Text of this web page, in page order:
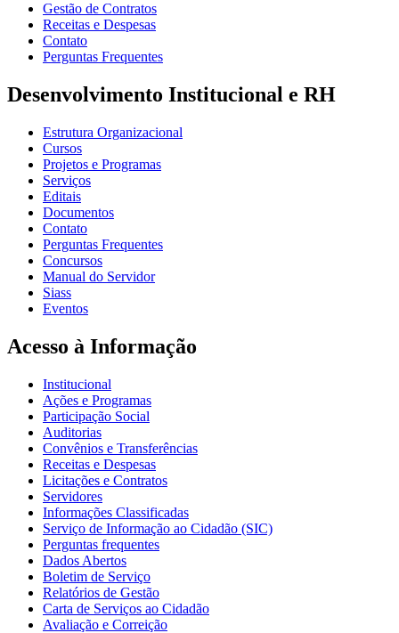
Gestão de Contratos
Receitas e Despesas
Contato
Perguntas Frequentes
Desenvolvimento Institucional e RH
Estrutura Organizacional
Cursos
Projetos e Programas
Serviços
Editais
Documentos
Contato
Perguntas Frequentes
Concursos
Manual do Servidor
Siass
Eventos
Acesso à Informação
Institucional
Ações e Programas
Participação Social
Auditorias
Convênios e Transferências
Receitas e Despesas
Licitações e Contratos
Servidores
Informações Classificadas
Serviço de Informação ao Cidadão (SIC)
Perguntas frequentes
Dados Abertos
Boletim de Serviço
Relatórios de Gestão
Carta de Serviços ao Cidadão
Avaliação e Correição